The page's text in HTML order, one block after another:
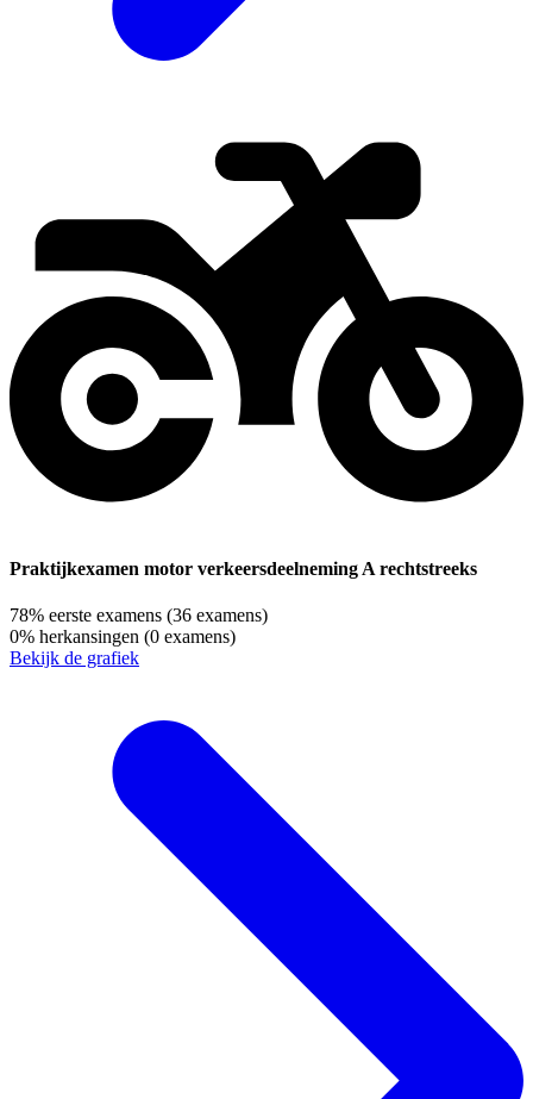
Praktijkexamen motor verkeersdeelneming A rechtstreeks
78% eerste examens (36 examens)
0% herkansingen (0 examens)
Bekijk de grafiek